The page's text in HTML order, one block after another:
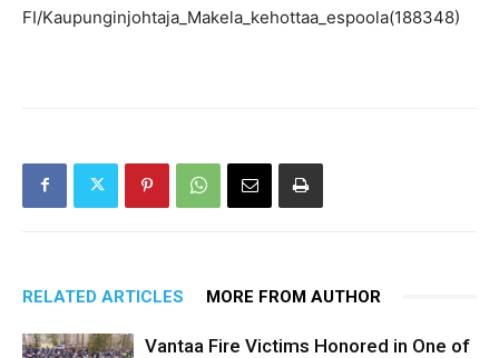
FI/Kaupunginjohtaja_Makela_kehottaa_espoola(188348)
RELATED ARTICLES MORE FROM AUTHOR
Vantaa Fire Victims Honored in One of